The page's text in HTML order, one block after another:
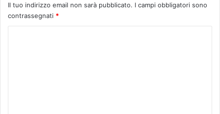
Il tuo indirizzo email non sarà pubblicato. I campi obbligatori sono
contrassegnati *